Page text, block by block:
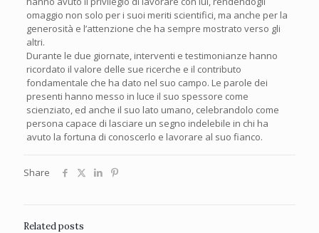
omaggio non solo per i suoi meriti scientifici, ma anche per la
generosità e l’attenzione che ha sempre mostrato verso gli
altri.
Durante le due giornate, interventi e testimonianze hanno
ricordato il valore delle sue ricerche e il contributo
fondamentale che ha dato nel suo campo. Le parole dei
presenti hanno messo in luce il suo spessore come
scienziato, ed anche il suo lato umano, celebrandolo come
persona capace di lasciare un segno indelebile in chi ha
avuto la fortuna di conoscerlo e lavorare al suo fianco.
Share
Related posts